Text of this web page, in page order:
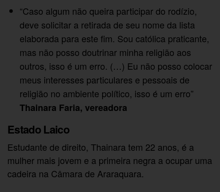
“Caso algum não queira participar do rodízio,
deve solicitar a retirada de seu nome da lista
elaborada para este fim. Sou católica praticante,
mas não posso doutrinar minha religião aos
outros, isso é um erro. (…) Eu não posso colocar
meus interesses particulares e pessoais de
religião no ambiente político, isso é um erro”
Thainara Faria, vereadora
Estado Laico
Estudante de direito, Thainara tem 22 anos, é a
mulher mais jovem e a primeira negra a ocupar uma
cadeira na Câmara de Araraquara.